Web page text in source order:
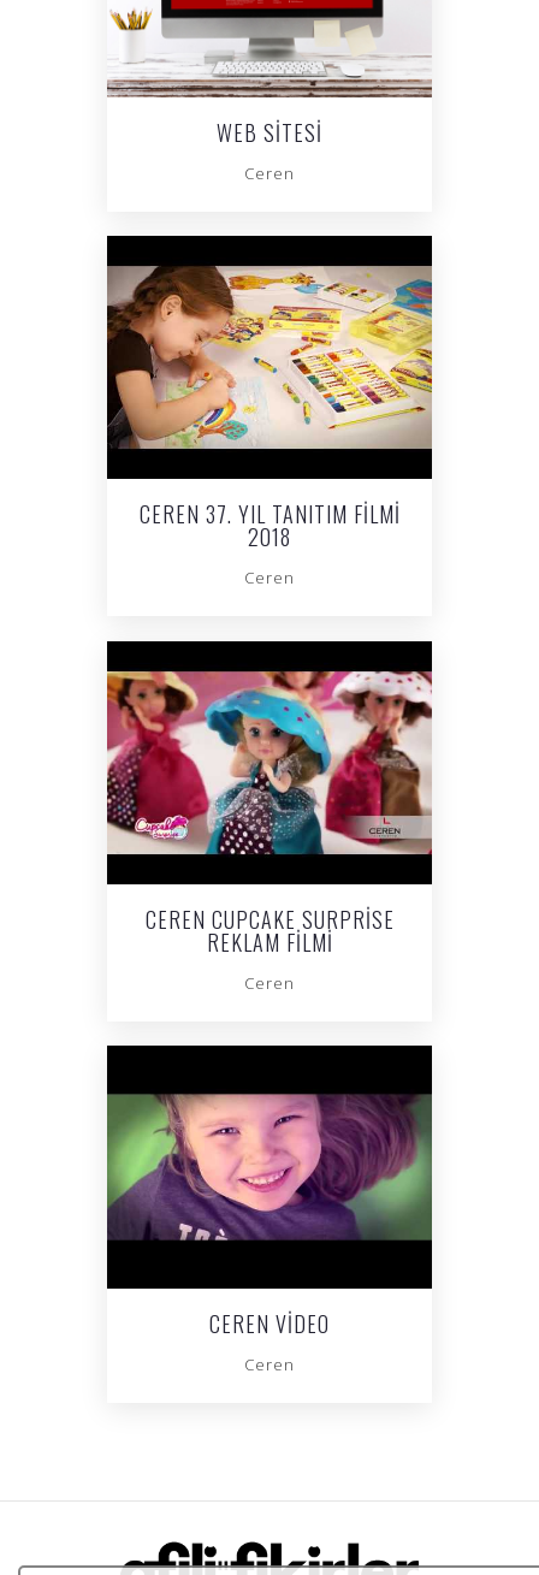
WEB SITESI
Ceren
CEREN 37. YIL TANITIM FILMI
2018
Ceren
CEREN CUPCAKE SURPRISE
REKLAM FILMI
Ceren
CEREN VIDEO
Ceren